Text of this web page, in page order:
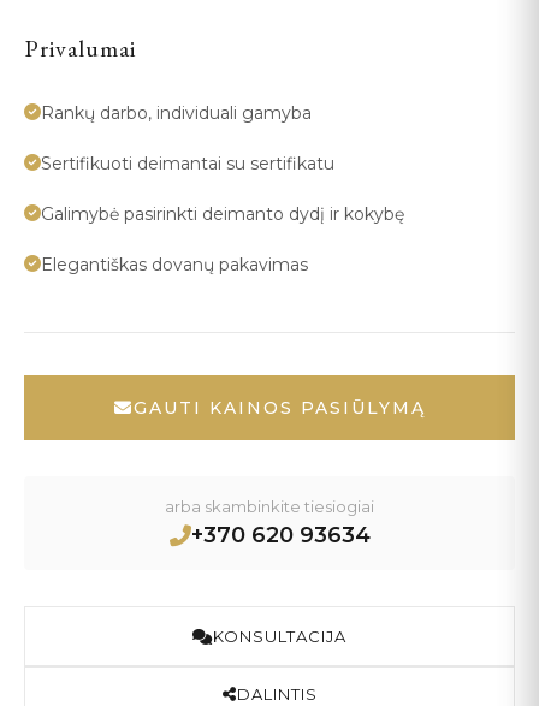
Privalumai
Rankų darbo, individuali gamyba
Sertifikuoti deimantai su sertifikatu
Galimybė pasirinkti deimanto dydį ir kokybę
Elegantiškas dovanų pakavimas
GAUTI KAINOS PASIŪLYMĄ
arba skambinkite tiesiogiai
+370 620 93634
KONSULTACIJA
DALINTIS